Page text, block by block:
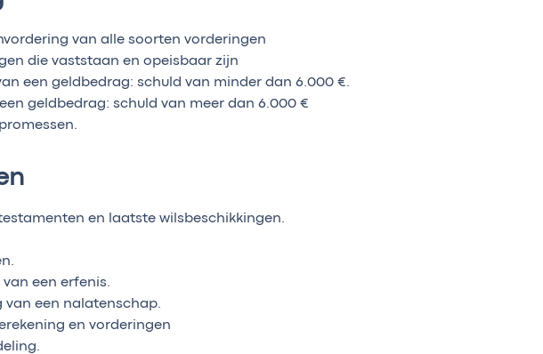
van alle soorten vorderingen
die vaststaan en opeisbaar zijn
een geldbedrag: schuld van minder dan 6.000 €.
geldbedrag: schuld van meer dan 6.000 €
en laatste wilsbeschikkingen.
een erfenis.
van een nalatenschap.
en vorderingen